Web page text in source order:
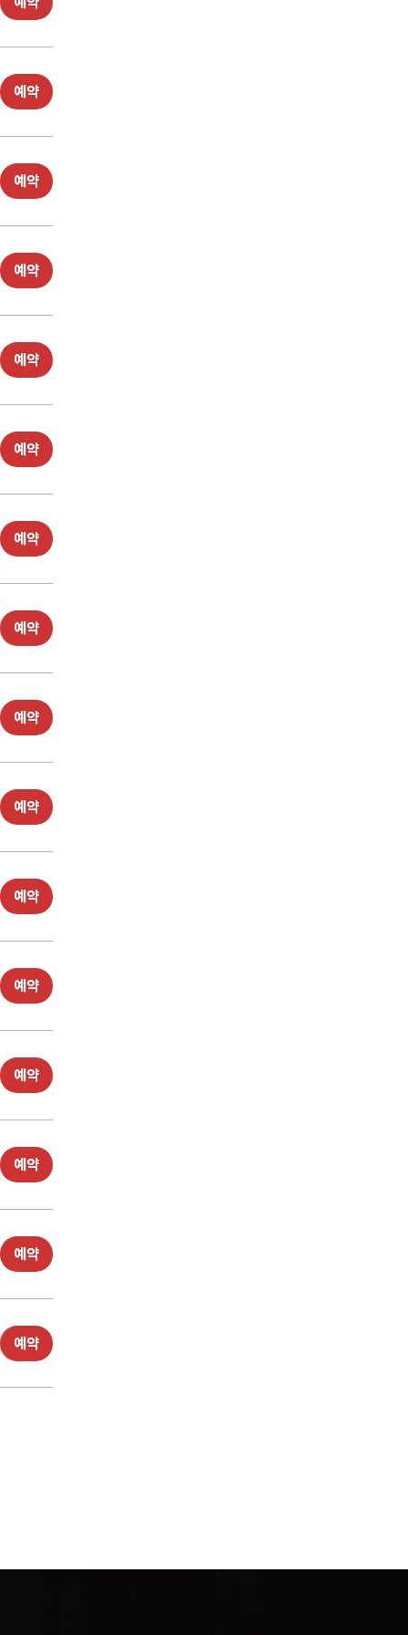
예약
예약
예약
예약
예약
예약
예약
예약
예약
예약
예약
예약
예약
예약
예약